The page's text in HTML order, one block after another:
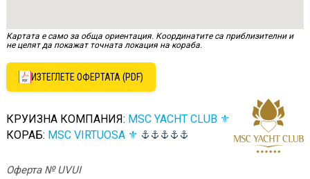
Картата е само за обща ориентация. Координатите са приблизителни и
не целят да покажат точната локация на кораба.
ИЗТЕГЛЕТЕ ОФЕРТАТА (PDF)
КРУИЗНА КОМПАНИЯ: MSC YACHT CLUB ⚜
КОРАБ: MSC VIRTUOSA ⚜
Оферта № UVUI